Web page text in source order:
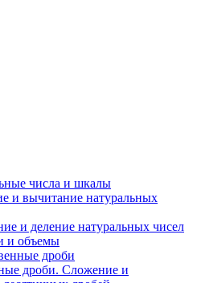
числа и шкалы
и вычитание натуральных
и деление натуральных чисел
и объемы
дроби
дроби. Сложение и